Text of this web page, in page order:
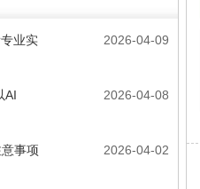
2026-04-09
业实
2026-04-08
AI
2026-04-02
事项